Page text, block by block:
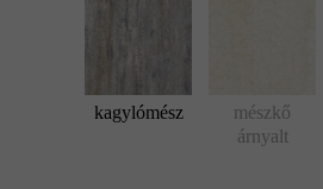
kagylómész
mészkő
árnyalt